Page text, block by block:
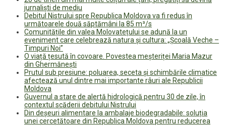
jurnaliști de mediu
Debitul Nistrului spre Republica Moldova va fi redus în
următoarele două săptămâni la 85 m³/s
Comunitățile din valea Molovatețului se adună la un
eveniment care celebrează natura și cultura: „Școală Veche –
Timpuri Noi”
O viață țesută în covoare. Povestea meșteriței Maria Mazur
din Ghermănești
Prutul sub presiune: poluarea, seceta și schimbările climatice
afectează unul dintre mai importante râuri ale Republicii
Moldova
Guvernul a stare de alertă hidrologică pentru 30 de zile, în
contextul scăderii debitului Nistrului
Din deșeuri alimentare la ambalaje biodegradabile: soluția
unei cercetătoare din Republica Moldova pentru reducerea